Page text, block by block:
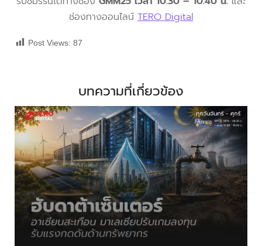
ช่องทางออนไลน์ TERO Digital
Post Views: 87
บทความที่เกี่ยวข้อง